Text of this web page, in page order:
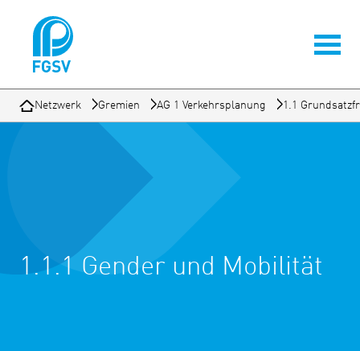
Netzwerk Gremien AG 1 Verkehrsplanung 1.1
1.1.1 Gender und Mobilität